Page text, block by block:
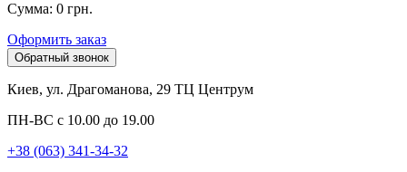
Сумма: 0 грн.
Оформить заказ
Обратный звонок
Киев, ул. Драгоманова, 29 ТЦ Центрум
ПН-ВС с 10.00 до 19.00
+38 (063) 341-34-32